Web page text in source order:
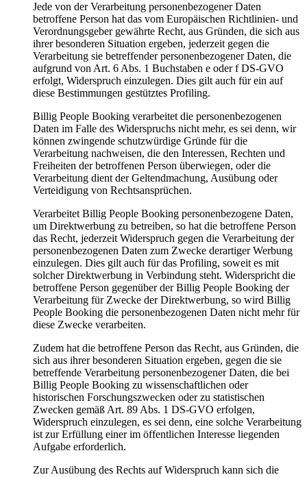
Jede von der Verarbeitung personenbezogener Daten
betroffene Person hat das vom Europäischen Richtlinien- und
Verordnungsgeber gewährte Recht, aus Gründen, die sich aus
ihrer besonderen Situation ergeben, jederzeit gegen die
Verarbeitung sie betreffender personenbezogener Daten, die
aufgrund von Art. 6 Abs. 1 Buchstaben e oder f DS-GVO
erfolgt, Widerspruch einzulegen. Dies gilt auch für ein auf
diese Bestimmungen gestütztes Profiling.
Billig People Booking verarbeitet die personenbezogenen
Daten im Falle des Widerspruchs nicht mehr, es sei denn, wir
können zwingende schutzwürdige Gründe für die
Verarbeitung nachweisen, die den Interessen, Rechten und
Freiheiten der betroffenen Person überwiegen, oder die
Verarbeitung dient der Geltendmachung, Ausübung oder
Verteidigung von Rechtsansprüchen.
Verarbeitet Billig People Booking personenbezogene Daten,
um Direktwerbung zu betreiben, so hat die betroffene Person
das Recht, jederzeit Widerspruch gegen die Verarbeitung der
personenbezogenen Daten zum Zwecke derartiger Werbung
einzulegen. Dies gilt auch für das Profiling, soweit es mit
solcher Direktwerbung in Verbindung steht. Widerspricht die
betroffene Person gegenüber der Billig People Booking der
Verarbeitung für Zwecke der Direktwerbung, so wird Billig
People Booking die personenbezogenen Daten nicht mehr für
diese Zwecke verarbeiten.
Zudem hat die betroffene Person das Recht, aus Gründen, die
sich aus ihrer besonderen Situation ergeben, gegen die sie
betreffende Verarbeitung personenbezogener Daten, die bei
Billig People Booking zu wissenschaftlichen oder
historischen Forschungszwecken oder zu statistischen
Zwecken gemäß Art. 89 Abs. 1 DS-GVO erfolgen,
Widerspruch einzulegen, es sei denn, eine solche Verarbeitung
ist zur Erfüllung einer im öffentlichen Interesse liegenden
Aufgabe erforderlich.
Zur Ausübung des Rechts auf Widerspruch kann sich die